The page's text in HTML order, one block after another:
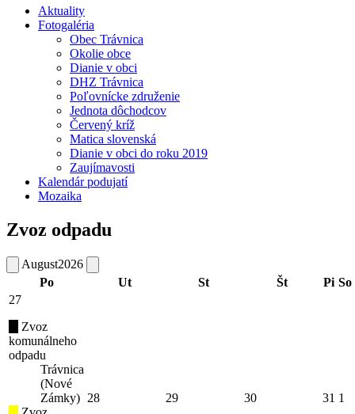
Aktuality
Fotogaléria
Obec Trávnica
Okolie obce
Dianie v obci
DHZ Trávnica
Poľovnícke združenie
Jednota dôchodcov
Červený kríž
Matica slovenská
Dianie v obci do roku 2019
Zaujímavosti
Kalendár podujatí
Mozaika
Zvoz odpadu
August2026
Po
Ut St Št Pi So
27
Zvoz
komunálneho
odpadu
Trávnica
(Nové
Zámky) 28 29 30 31 1